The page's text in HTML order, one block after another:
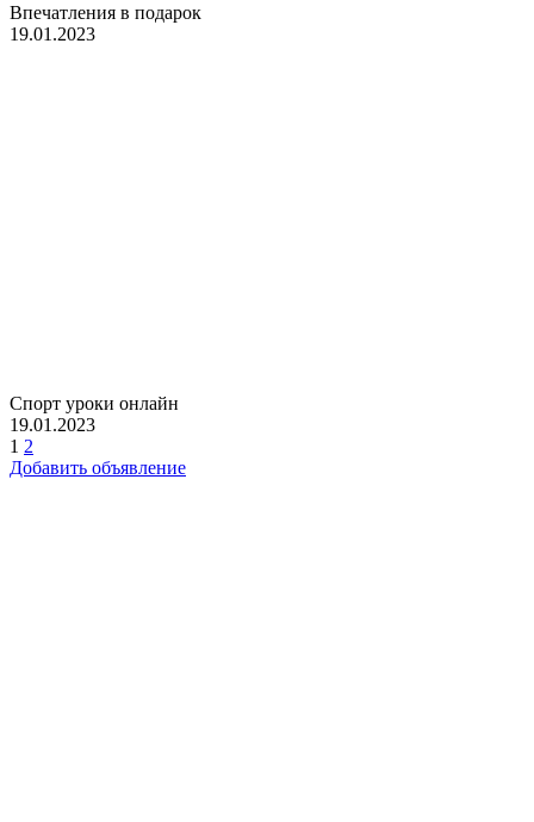
Впечатления в подарок
19.01.2023
Спорт уроки онлайн
19.01.2023
1 2
Добавить объявление